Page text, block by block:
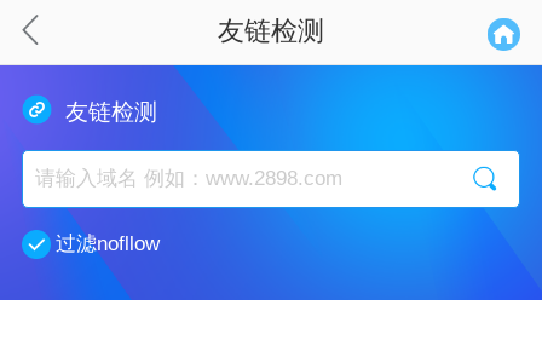
友链检测
友链检测
过滤nofllow